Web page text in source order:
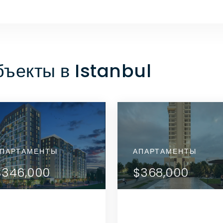
в Istanbul
АПАРТАМЕНТЫ
$452,000
АПАРТАМЕНТЫ
$346,000
ПОСМОТРЕТЬ
ДЕТАЛИ
СВЯЗАТЬСЯ С
АГЕНТОМ
АПАРТАМЕНТЫ
$368,000
ПОСМОТРЕТЬ
ДЕТАЛИ
СВЯЗАТЬСЯ С
АГЕНТОМ